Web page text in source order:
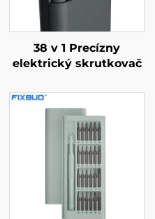
38 v 1 Precízny
elektrický skrutkovač